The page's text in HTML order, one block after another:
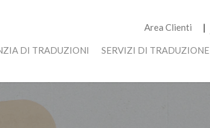
Area Clienti
DI TRADUZIONI SERVIZI DI TRADUZIONE